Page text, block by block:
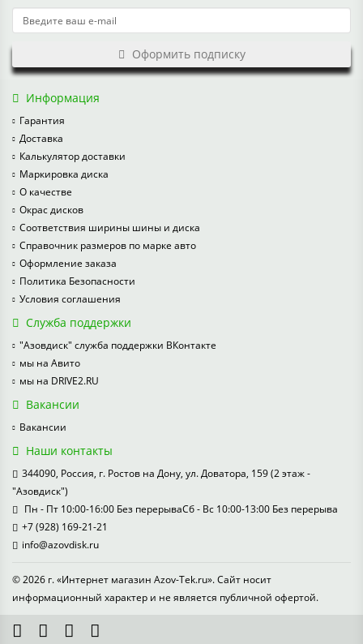
Оформить подписку
Информация
Гарантия
Доставка
Калькулятор доставки
Маркировка диска
О качестве
Окрас дисков
Соответствия ширины шины и диска
Справочник размеров по марке авто
Оформление заказа
Политика Безопасности
Условия соглашения
Служба поддержки
"Азовдиск" служба поддержки ВКонтакте
мы на Авито
мы на DRIVE2.RU
Вакансии
Вакансии
Наши контакты
344090, Россия, г. Ростов на Дону, ул. Доватора, 159 (2 этаж -
"Азовдиск")
Пн - Пт 10:00-16:00 Без перерываСб - Вс 10:00-13:00 Без перерыва
+7 (928) 169-21-21
info@azovdisk.ru
© 2026 г. «Интернет магазин Azov-Tek.ru». Сайт носит
информационный характер и не является публичной офертой.